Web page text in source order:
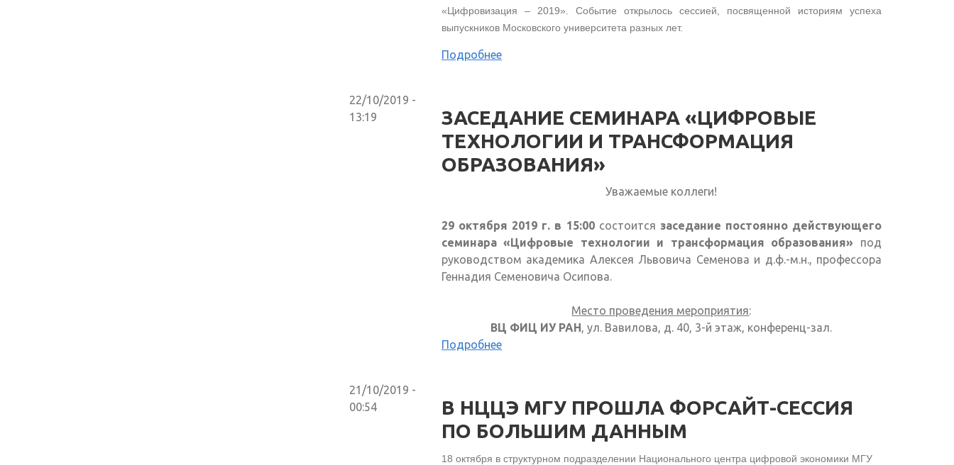
«Цифровизация – 2019». Событие открылось сессией, посвященной историям успеха
выпускников Московского университета разных лет.
Подробнее
22/10/2019 -
13:19
ЗАСЕДАНИЕ СЕМИНАРА «ЦИФРОВЫЕ
ТЕХНОЛОГИИ И ТРАНСФОРМАЦИЯ
ОБРАЗОВАНИЯ»
Уважаемые коллеги!
29 октября 2019 г. в 15:00состоится заседание постоянно действующего
семинара «Цифровые технологии и трансформация образования» под
руководством академика Алексея Львовича Семенова и д.ф.-м.н., профессора
Геннадия Семеновича Осипова.
Место проведения мероприятия:
ВЦ ФИЦ ИУ РАН , ул. Вавилова, д. 40, 3-й этаж, конференц-зал.
Подробнее
21/10/2019 -
00:54
В НЦЦЭ МГУ ПРОШЛА ФОРСАЙТ-СЕССИЯ
ПО БОЛЬШИМ ДАННЫМ
18 октября в структурном подразделении Национального центра цифровой экономики МГУ